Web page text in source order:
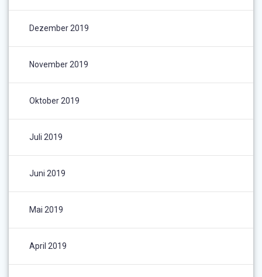
Dezember 2019
November 2019
Oktober 2019
Juli 2019
Juni 2019
Mai 2019
April 2019